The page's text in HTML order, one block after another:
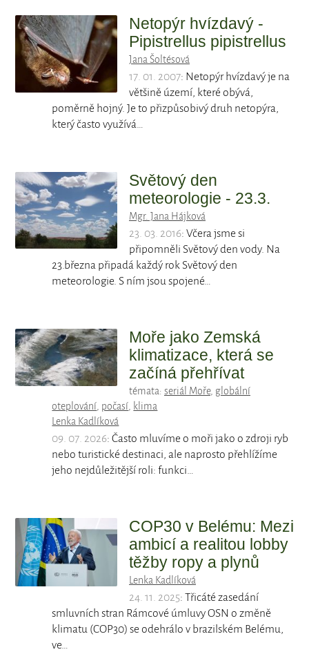
Netopýr hvízdavý -
Pipistrellus pipistrellus
Jana Šoltésová
17. 01. 2007: Netopýr hvízdavý je na
většině území, které obývá,
poměrně hojný. Je to přizpůsobivý druh netopýra,
který často využívá…
Světový den
meteorologie - 23.3.
Mgr. Jana Hájková
23. 03. 2016: Včera jsme si
připomněli Světový den vody. Na
23.března připadá každý rok Světový den
meteorologie. S ním jsou spojené…
Moře jako Zemská
klimatizace, která se
začíná přehřívat
témata: seriál Moře, globální
oteplování, počasí, klima
Lenka Kadlíková
09. 07. 2026: Často mluvíme o moři jako o zdroji ryb
nebo turistické destinaci, ale naprosto přehlížíme
jeho nejdůležitější roli: funkci…
COP30 v Belému: Mezi
ambicí a realitou lobby
těžby ropy a plynů
Lenka Kadlíková
24. 11. 2025: Třicáté zasedání
smluvních stran Rámcové úmluvy OSN o změně
klimatu (COP30) se odehrálo v brazilském Belému,
ve…